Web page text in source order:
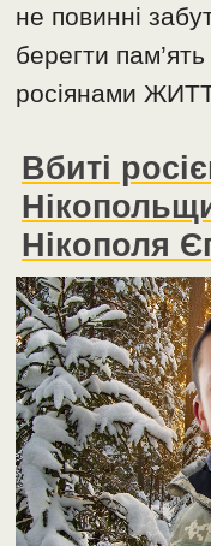
не повинні
берегти
росіянами
Вбиті
Нікополя